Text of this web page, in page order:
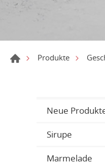
Produkte
Neue
Sirupe
Marmelade